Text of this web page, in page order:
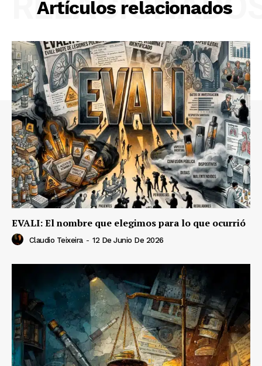
Artículos relacionados
EVALI: El nombre que elegimos para lo que ocurrió
Claudio Teixeira - 12 De Junio De 2026